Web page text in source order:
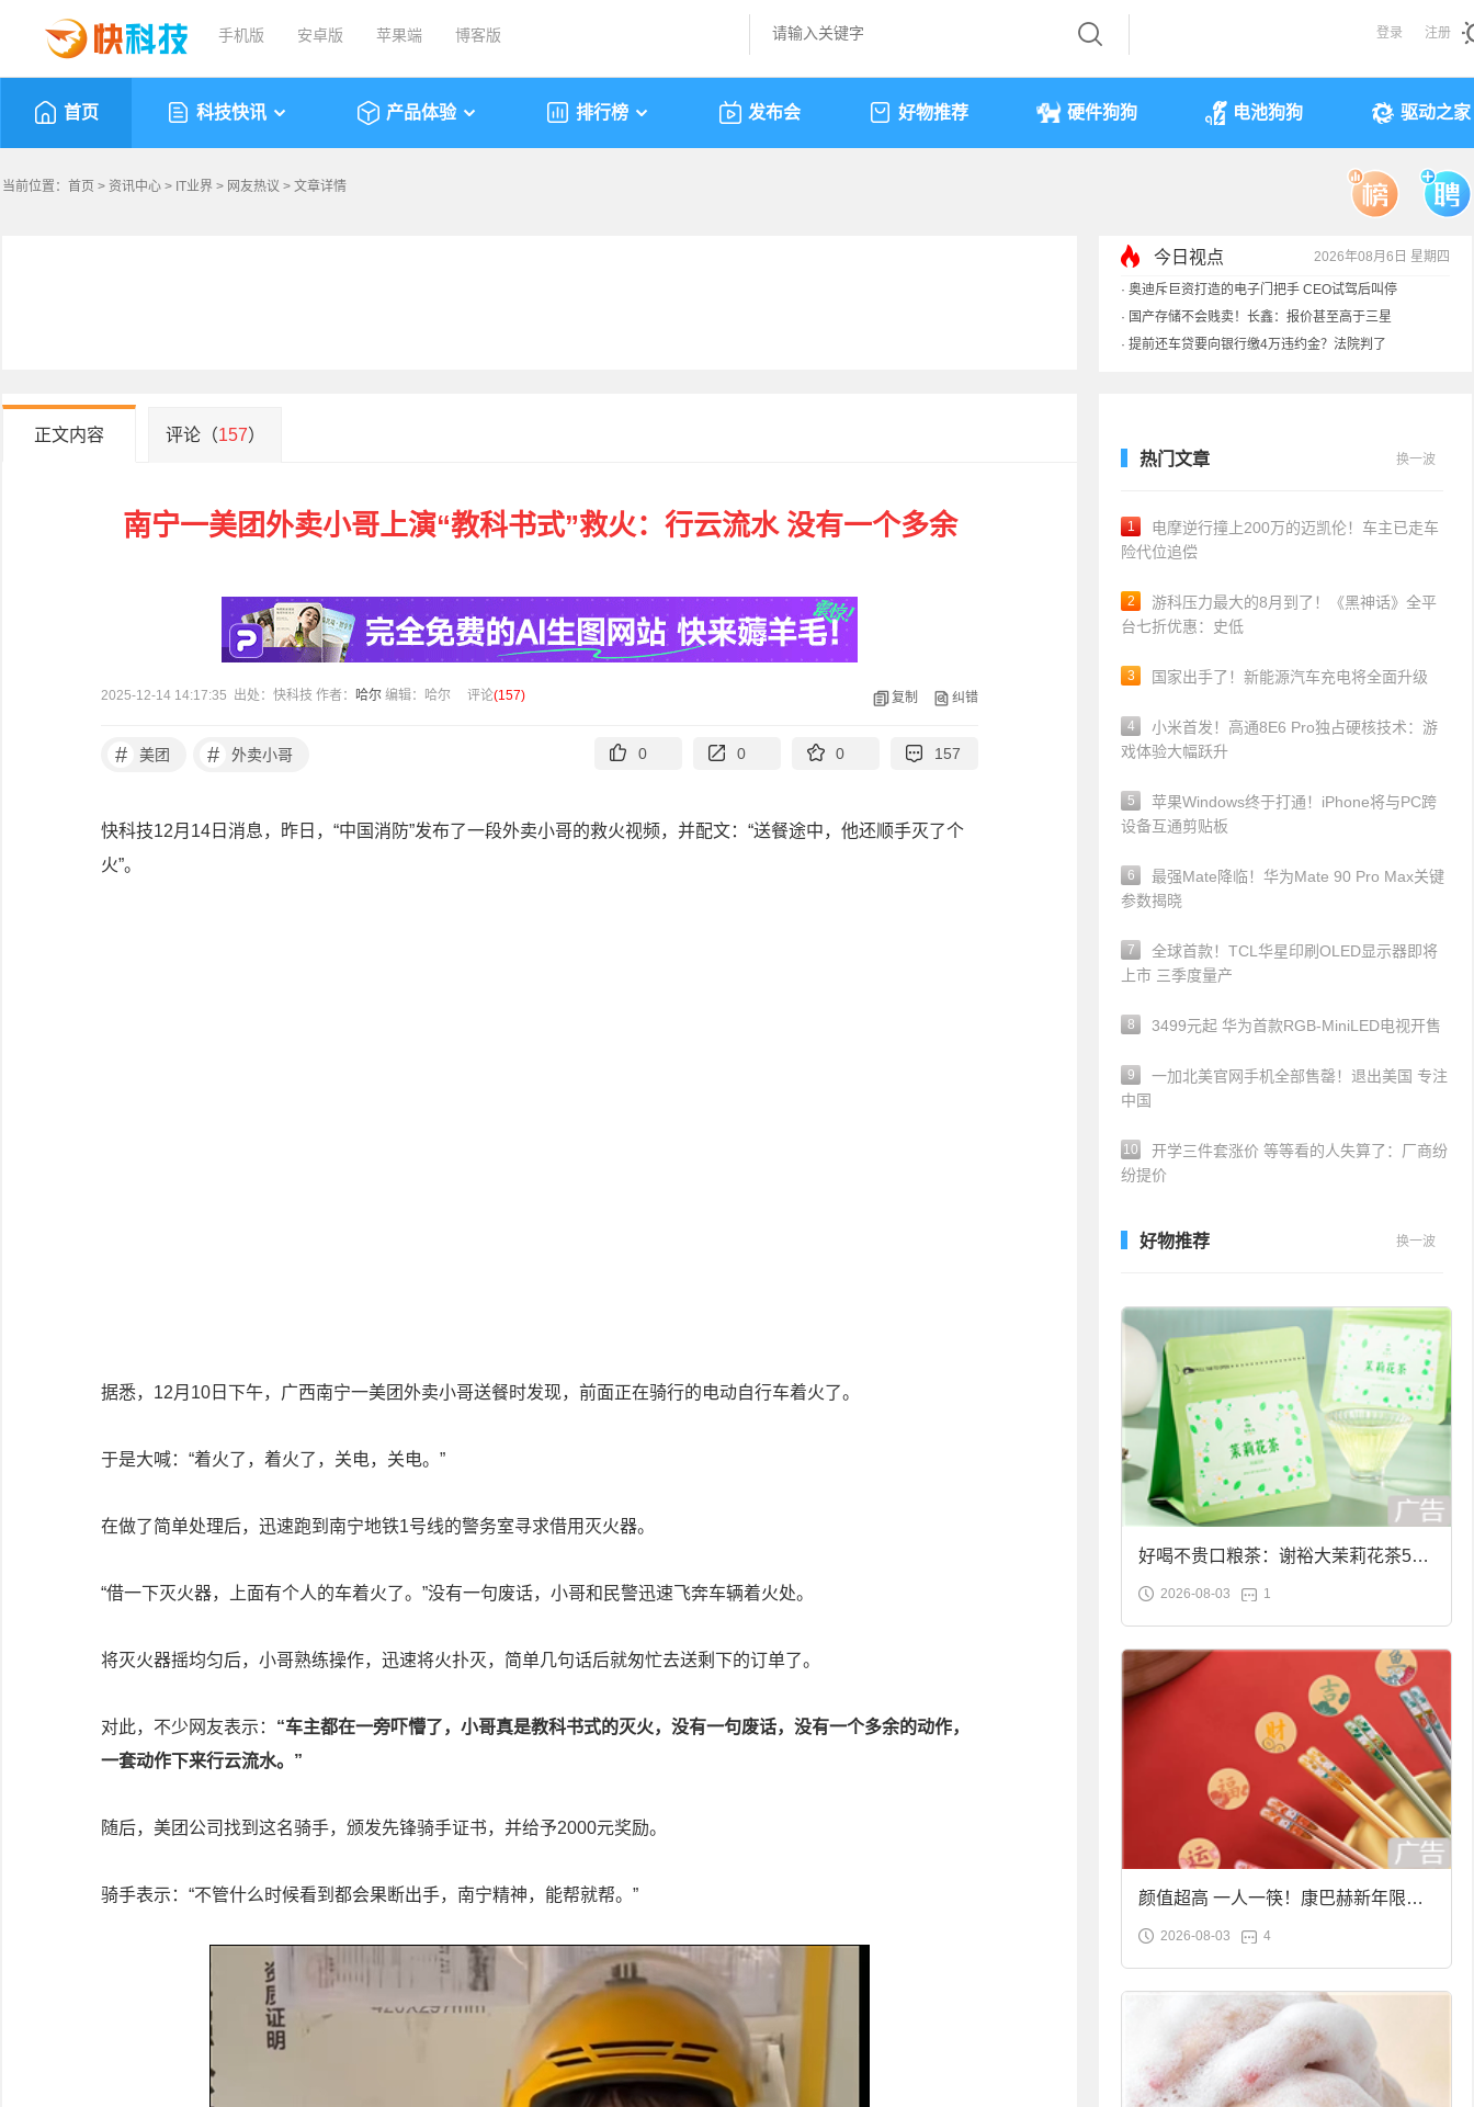
手机版 安卓版 苹果端 博客版 登录 注册
首页 科技快讯 产品体验 排行榜 发布会 好物推荐 硬件狗狗 电池狗狗 驱动之家
当前位置： 首页 > 资讯中心 > IT业界 > 网友热议 > 文章详情
今日视点 2026年08月6日 星期四
· 奥迪斥巨资打造的电子门把手 CEO试驾后叫停
· 国产存储不会贱卖！长鑫：报价甚至高于三星
· 提前还车贷要向银行缴4万违约金？法院判了
正文内容 评论（157）
南宁一美团外卖小哥上演“教科书式”救火：行云流水 没有一个多余
2025-12-14 14:17:35 出处：快科技 作者： 哈尔 编辑：哈尔 评论(157) 复制 纠错
# 美团 # 外卖小哥 0 0 0 157
快科技12月14日消息，昨日，“中国消防”发布了一段外卖小哥的救火视频，并配文：“送餐途中，他还顺手灭了个
火”。
据悉，12月10日下午，广西南宁一美团外卖小哥送餐时发现，前面正在骑行的电动自行车着火了。
于是大喊：“着火了，着火了，关电，关电。”
在做了简单处理后，迅速跑到南宁地铁1号线的警务室寻求借用灭火器。
“借一下灭火器，上面有个人的车着火了。”没有一句废话，小哥和民警迅速飞奔车辆着火处。
将灭火器摇均匀后，小哥熟练操作，迅速将火扑灭，简单几句话后就匆忙去送剩下的订单了。
对此，不少网友表示： “车主都在一旁吓懵了，小哥真是教科书式的灭火，没有一句废话，没有一个多余的动作，
一套动作下来行云流水。”
随后，美团公司找到这名骑手，颁发先锋骑手证书，并给予2000元奖励。
骑手表示：“不管什么时候看到都会果断出手，南宁精神，能帮就帮。”
热门文章 换一波
1
电摩逆行撞上200万的迈凯伦！车主已走车
险代位追偿
2
游科压力最大的8月到了！《黑神话》全平
台七折优惠：史低
3 国家出手了！新能源汽车充电将全面升级
4
小米首发！高通8E6 Pro独占硬核技术：游
戏体验大幅跃升
5
苹果Windows终于打通！iPhone将与PC跨
设备互通剪贴板
6
最强Mate降临！华为Mate 90 Pro Max关键
参数揭晓
7
全球首款！TCL华星印刷OLED显示器即将
上市 三季度量产
8 3499元起 华为首款RGB-MiniLED电视开售
9
一加北美官网手机全部售罄！退出美国 专注
中国
10
开学三件套涨价 等等看的人失算了：厂商纷
纷提价
好物推荐 换一波
好喝不贵口粮茶：谢裕大茉莉花茶50g
袋装9.9元到手
2026-08-03 1
颜值超高 一人一筷！康巴赫新年限定
合金筷子大促：19.9元
2026-08-03 4